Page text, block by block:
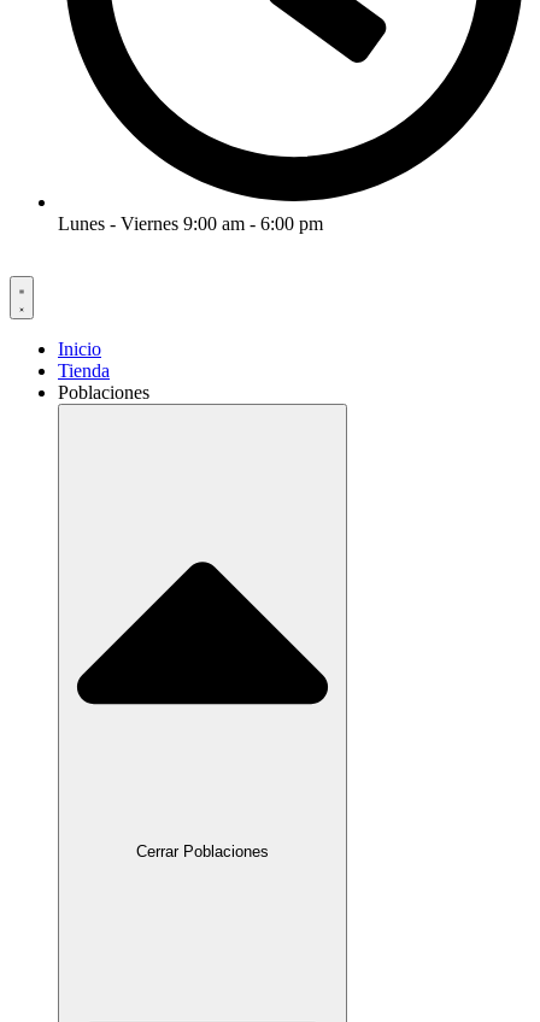
Lunes - Viernes 9:00 am - 6:00 pm
Inicio
Tienda
Poblaciones
Cerrar Poblaciones